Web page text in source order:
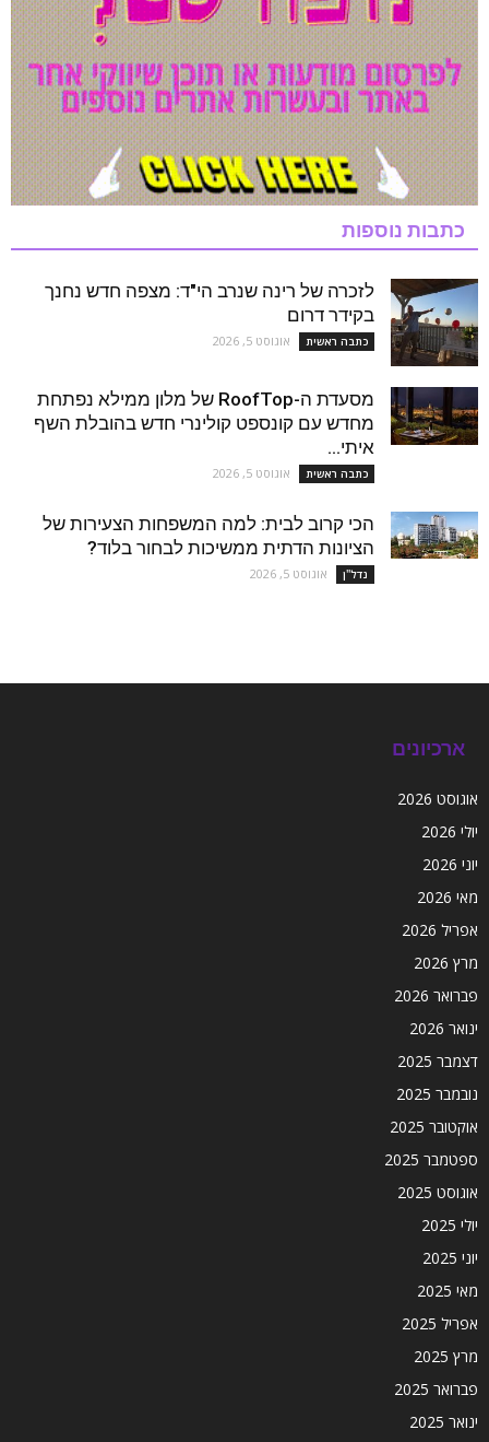
כתבות נוספות
לזכרה של רינה שנרב הי"ד: מצפה חדש נחנך
בקידר דרום
כתבה ראשית אוגוסט 5, 2026
מסעדת ה-RoofTop של מלון ממילא נפתחת
מחדש עם קונספט קולינרי חדש בהובלת השף
איתי...
כתבה ראשית אוגוסט 5, 2026
הכי קרוב לבית: למה המשפחות הצעירות של
הציונות הדתית ממשיכות לבחור בלוד?
נדל''ן אוגוסט 5, 2026
ארכיונים
אוגוסט 2026
יולי 2026
יוני 2026
מאי 2026
אפריל 2026
מרץ 2026
פברואר 2026
ינואר 2026
דצמבר 2025
נובמבר 2025
אוקטובר 2025
ספטמבר 2025
אוגוסט 2025
יולי 2025
יוני 2025
מאי 2025
אפריל 2025
מרץ 2025
פברואר 2025
ינואר 2025